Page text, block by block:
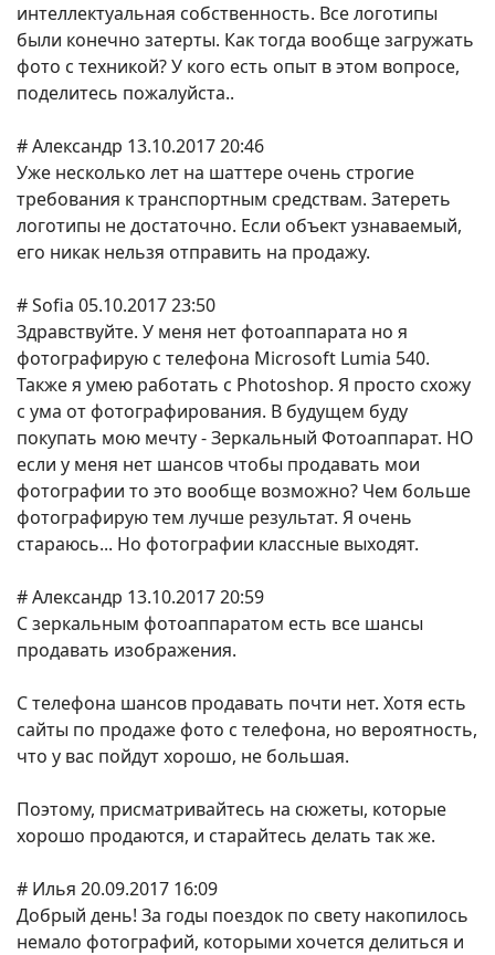
интеллектуальная собственность. Все логотипы
были конечно затерты. Как тогда вообще загружать
фото с техникой? У кого есть опыт в этом вопросе,
поделитесь пожалуйста..
# Александр 13.10.2017 20:46
Уже несколько лет на шаттере очень строгие
требования к транспортным средствам. Затереть
логотипы не достаточно. Если объект узнаваемый,
его никак нельзя отправить на продажу.
# Sofia 05.10.2017 23:50
Здравствуйте. У меня нет фотоаппарата но я
фотографирую с телефона Microsoft Lumia 540.
Также я умею работать с Photoshop. Я просто схожу
с ума от фотографирования. В будущем буду
покупать мою мечту - Зеркальный Фотоаппарат. НО
если у меня нет шансов чтобы продавать мои
фотографии то это вообще возможно? Чем больше
фотографирую тем лучше результат. Я очень
стараюсь... Но фотографии классные выходят.
# Александр 13.10.2017 20:59
С зеркальным фотоаппаратом есть все шансы
продавать изображения.
С телефона шансов продавать почти нет. Хотя есть
сайты по продаже фото с телефона, но вероятность,
что у вас пойдут хорошо, не большая.
Поэтому, присматривайтесь на сюжеты, которые
хорошо продаются, и старайтесь делать так же.
# Илья 20.09.2017 16:09
Добрый день! За годы поездок по свету накопилось
немало фотографий, которыми хочется делиться и